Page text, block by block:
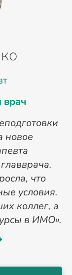
врач
новое
что
условия.
коллег, а
в ИМО».